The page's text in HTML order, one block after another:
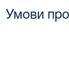
Умови